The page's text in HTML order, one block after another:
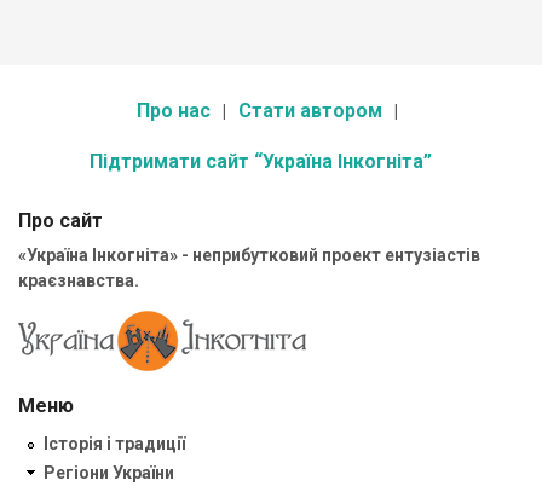
Про нас Стати автором
Підтримати сайт “Україна Інкогніта”
Про сайт
«Україна Інкогніта» - неприбутковий проект ентузіастів
краєзнавства.
Меню
Історія і традиції
Регіони України